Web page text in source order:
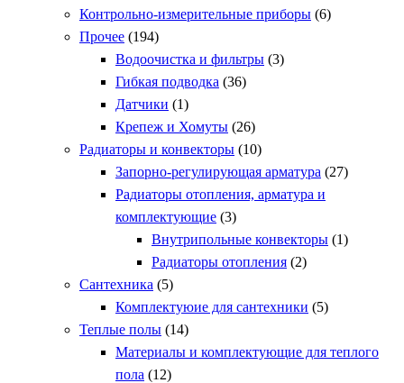
Контрольно-измерительные приборы (6)
Прочее (194)
Водоочистка и фильтры (3)
Гибкая подводка (36)
Датчики (1)
Крепеж и Хомуты (26)
Радиаторы и конвекторы (10)
Запорно-регулирующая арматура (27)
Радиаторы отопления, арматура и
комплектующие (3)
Внутрипольные конвекторы (1)
Радиаторы отопления (2)
Сантехника (5)
Комплектуюие для сантехники (5)
Теплые полы (14)
Материалы и комплектующие для теплого
пола (12)